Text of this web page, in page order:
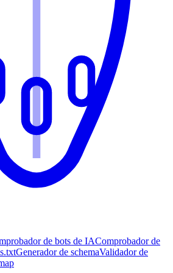
de bots de IAComprobador de
Generador de schemaValidador de